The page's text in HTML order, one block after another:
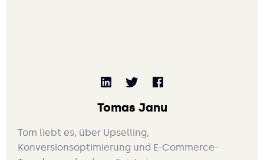
Tomas Janu
Tom liebt es, über Upselling,
Konversionsoptimierung und E-Commerce-